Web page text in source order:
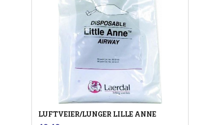
LUFTVEIER/LUNGER LILLE ANNE